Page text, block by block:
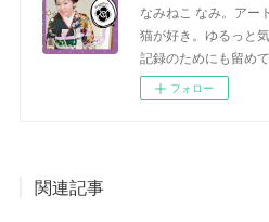
なみねこ なみ。アー
猫が好き。ゆるっと
記録のためにも留めて
フォロー
関連記事